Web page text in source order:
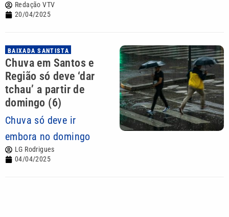
Redação VTV
20/04/2025
BAIXADA SANTISTA
Chuva em Santos e
Região só deve ‘dar
tchau’ a partir de
domingo (6)
Chuva só deve ir
embora no domingo
LG Rodrigues
04/04/2025